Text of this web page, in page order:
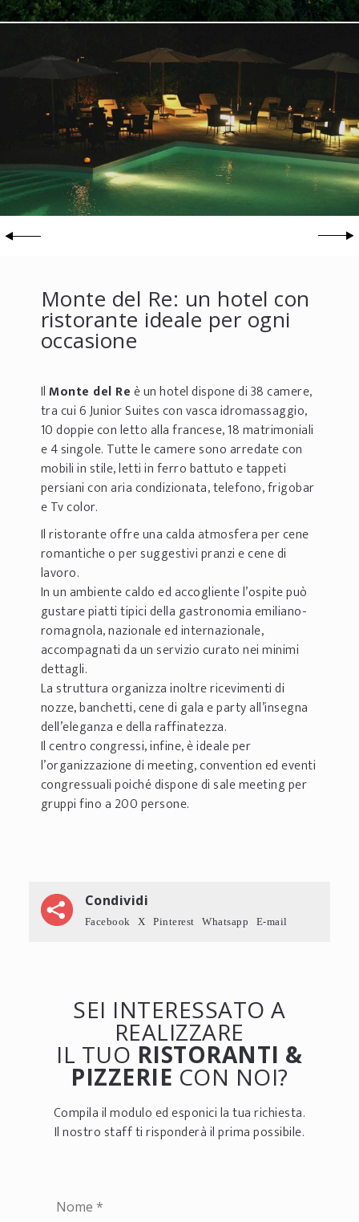
Monte del Re: un hotel con
ristorante ideale per ogni
occasione
IlMonte del Reè un hotel dispone di 38 camere,
tra cui 6 Junior Suites con vasca idromassaggio,
10 doppie con letto alla francese, 18 matrimoniali
e 4 singole. Tutte le camere sono arredate con
mobili in stile, letti in ferro battuto e tappeti
persiani con aria condizionata, telefono, frigobar
e Tv color.
Il ristorante offre una calda atmosfera per cene
romantiche o per suggestivi pranzi e cene di
lavoro.
In un ambientecaldo ed accogliente l’ospite può
gustare piatti tipici della gastronomia emiliano-
romagnola, nazionale ed internazionale,
accompagnati da un servizio curato nei minimi
dettagli.
La struttura organizza inoltre ricevimenti di
nozze, banchetti, cene di gala e party all’insegna
dell’eleganza e della raffinatezza.
Il centro congressi, infine, è ideale per
l’organizzazione di meeting, convention ed eventi
congressuali poiché dispone di sale meeting per
gruppi fino a 200 persone.
Condividi
Facebook X Pinterest Whatsapp E-mail
SEI INTERESSATO A
REALIZZARE
IL TUO RISTORANTI &
PIZZERIE CON NOI?
Compila il modulo ed esponici la tua richiesta.
Il nostro staff ti risponderà il prima possibile.